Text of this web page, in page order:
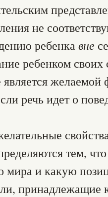
не
ребенкавне
ребенком
желаемой
речь идет о
тем,
мира и какую
принадлежащие